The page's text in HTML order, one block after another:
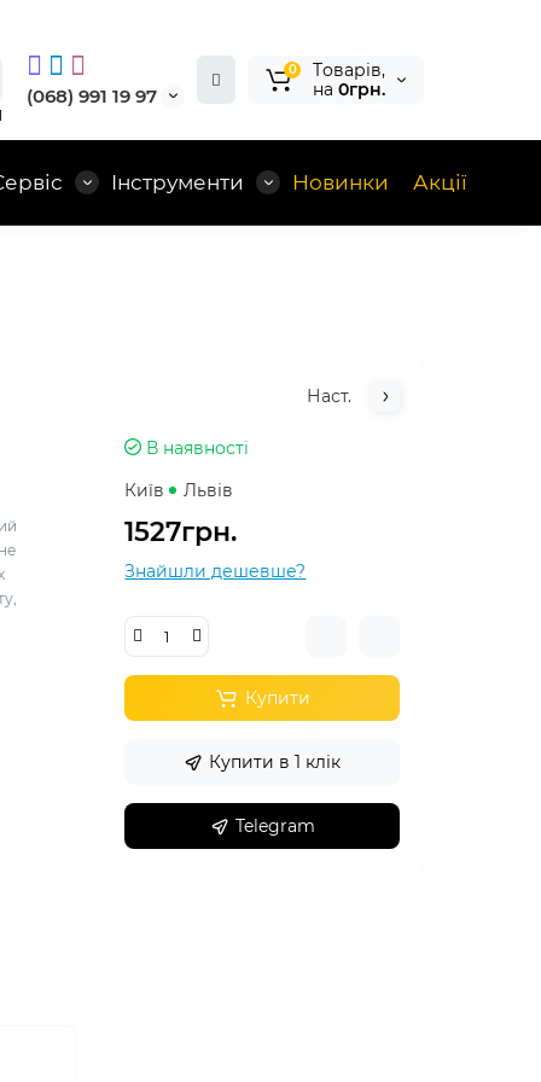
(068) 991 19 97
0
Tоварів,
на 0грн.
Інструменти Новинки Акції
Наст.
В наявності
Київ
Львів
1527грн.
Знайшли дешевше?
Купити
Купити в 1 клік
Telegram